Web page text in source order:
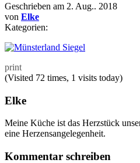
Geschrieben am 2. Aug.. 2018
von Elke
Kategorien:
print
(Visited 72 times, 1 visits today)
Elke
Meine Küche ist das Herzstück
eine Herzensangelegenheit.
Kommentar schreiben